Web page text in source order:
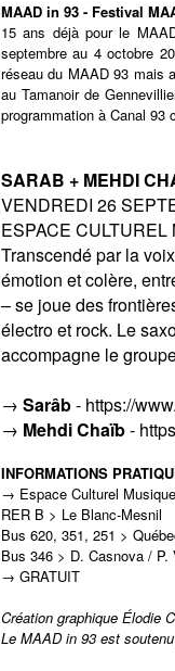
MAAD in 93 - Festival
15 ans déjà pour le
septembre au 4 octobre
réseau du MAAD 93 mais
au Tamanoir de
programmation à Canal 93
SARAB + MEHDI
VENDREDI 26
ESPACE
Transcendé par la
émotion et colère,
– se joue des
électro et rock. Le
accompagne le
→ Sarâb- https://
→ Mehdi Chaïb-
INFORMATIONS
→ Espace Culturel
RER B > Le Blanc-Mesnil
Bus 620, 351, 251 >
Bus 346 > D. Casnova / P.
→ GRATUIT
Création graphique Élodie
Le MAAD in 93 est